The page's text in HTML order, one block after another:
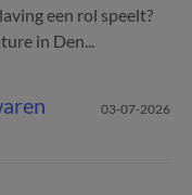
een rol speelt?
in Den...
03-07-2026